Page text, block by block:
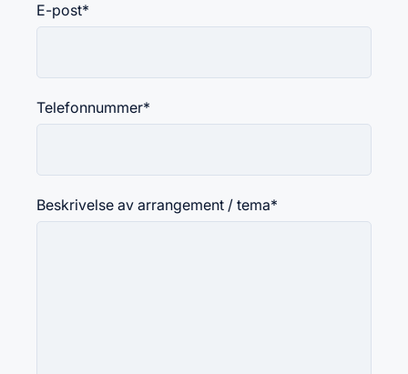
E-post*
Telefonnummer*
Beskrivelse av arrangement / tema*